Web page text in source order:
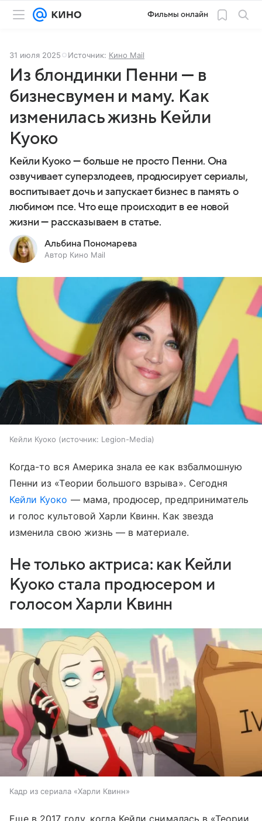
Фильмы онлайн
31 июля 2025 Источник: Кино Mail
Из блондинки Пенни — в
бизнесвумен и маму. Как
изменилась жизнь Кейли
Куоко
Кейли Куоко — больше не просто Пенни. Она
озвучивает суперзлодеев, продюсирует сериалы,
воспитывает дочь и запускает бизнес в память о
любимом псе. Что еще происходит в ее новой
жизни — рассказываем в статье.
Альбина Пономарева
Автор Кино Mail
Кейли Куоко источник: Legion-Media
Когда-то вся Америка знала ее как взбалмошную
Пенни из «Теории большого взрыва». Сегодня
Кейли Куоко — мама, продюсер, предприниматель
и голос культовой Харли Квинн. Как звезда
изменила свою жизнь — в материале.
Не только актриса: как Кейли
Куоко стала продюсером и
голосом Харли Квинн
Кадр из сериала «Харли Квинн»
Еще в 2017 году, когда Кейли снималась в «Теории